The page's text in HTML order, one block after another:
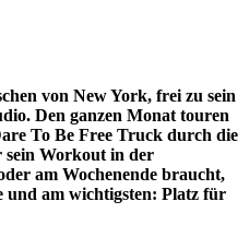
von New York, frei zu sein
Den ganzen Monat touren
To Be Free Truck durch die
sein Workout in der
am Wochenende braucht,
und am wichtigsten: Platz für